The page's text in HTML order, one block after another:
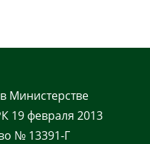
Министерстве
19 февраля 2013
№ 13391-Г